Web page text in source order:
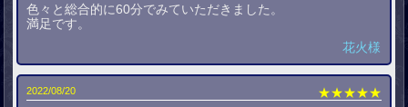
色々と総合的に60分でみていただきました。
満足です。
花火様
2022/08/20
★★★★★